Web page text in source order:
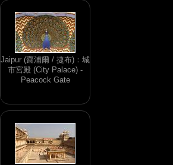
Jaipur (齋浦爾 / 捷布)：城
市宮殿 (City Palace) -
Peacock Gate